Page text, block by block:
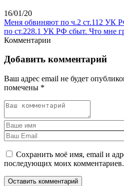
16/01/20
Меня обвиняют по ч.2 ст.112 УК
по ст.228.1 УК РФ сбыт. Что мне
Комментарии
Добавить комментарий
Ваш адрес email не будет
помечены *
Сохранить моё имя, email и
последующих моих комментариев.
Оставить комментарий